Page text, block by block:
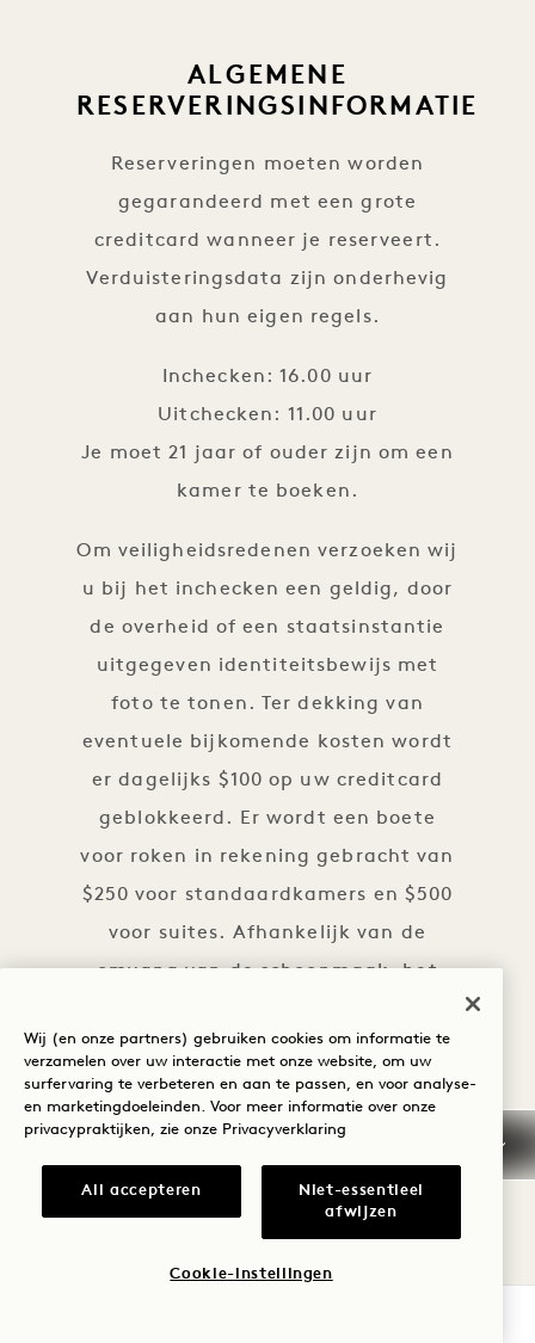
ALGEMENE
RESERVERINGSINFORMATIE
Reserveringen moeten worden
gegarandeerd met een grote
creditcard wanneer je reserveert.
Verduisteringsdata zijn onderhevig
aan hun eigen regels.
Inchecken: 16.00 uur
Uitchecken: 11.00 uur
Je moet 21 jaar of ouder zijn om een
kamer te boeken.
Om veiligheidsredenen verzoeken wij
u bij het inchecken een geldig, door
de overheid of een staatsinstantie
uitgegeven identiteitsbewijs met
foto te tonen. Ter dekking van
eventuele bijkomende kosten wordt
er dagelijks $100 op uw creditcard
geblokkeerd. Er wordt een boete
voor roken in rekening gebracht van
$250 voor standaardkamers en $500
voor suites. Afhankelijk van de
omvang van de schoonmaak, het
gevolg van roken in de kamer
kunnen er extra kosten in rekening
worden gebracht.
Tenzij u een 'Pay Now'-tarief hebt
geboekt, moet u voor all op de
Wij (en onze partners) gebruiken cookies om informatie te
verzamelen over uw interactie met onze website, om uw
surfervaring te verbeteren en aan te passen, en voor analyse-
en marketingdoeleinden. Voor meer informatie over onze
privacypraktijken, zie onze Privacyverklaring
All accepteren
Niet-essentieel
afwijzen
Cookie-instellingen